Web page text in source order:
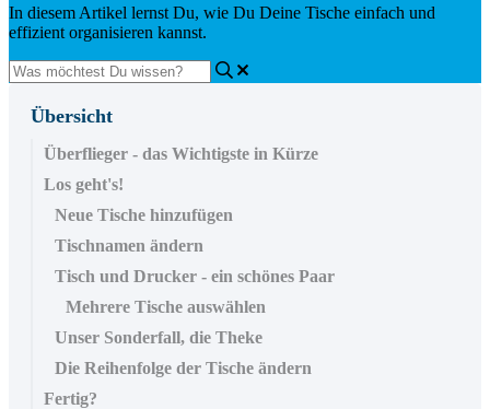
In diesem Artikel lernst Du, wie Du Deine Tische einfach und
effizient organisieren kannst.
Übersicht
Überflieger - das Wichtigste in Kürze
Los geht's!
Neue Tische hinzufügen
Tischnamen ändern
Tisch und Drucker - ein schönes Paar
Mehrere Tische auswählen
Unser Sonderfall, die Theke
Die Reihenfolge der Tische ändern
Fertig?